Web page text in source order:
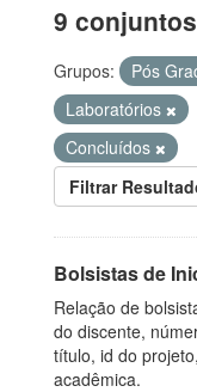
9
Grupos: Pós
Laboratórios
Concluídos
Filtrar
Bolsistas de
Relação de
do discente,
título, id do
acadêmica.